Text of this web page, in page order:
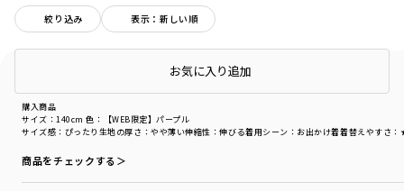
絞り込み 表示：新しい順
購入商品
サイズ感 ：ぴったり 生地の厚さ ：やや薄い伸縮性 ：伸びる着用シーン ：お出かけ着着替えやすさ
サイズ：140cm 色：【WEB限定】パープル
商品をチェックする＞
店頭在庫を確認するお気に入り追加